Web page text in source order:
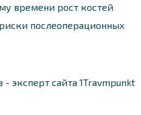
времени рост костей
послеоперационных
эксперт сайта 1Travmpunkt